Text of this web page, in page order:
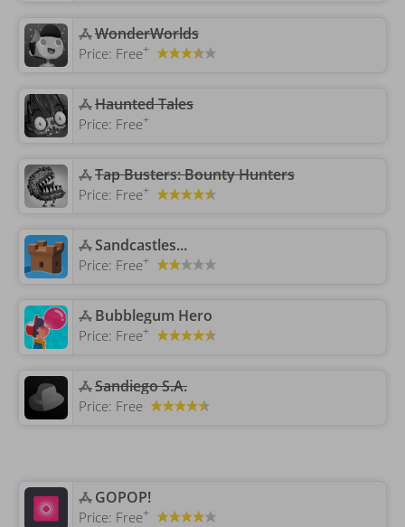
‎WonderWorlds
Price: Free+
Haunted Tales
Price: Free+
‎Tap Busters: Bounty Hunters
Price: Free+
‎Sandcastles...
Price: Free+
‎Bubblegum Hero
Price: Free+
‎Sandiego S.A.
Price: Free
‎GOPOP!
Price: Free+